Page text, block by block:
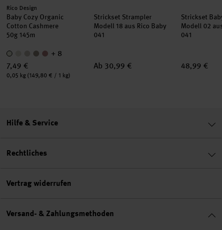
Hersteller:
Rico Design
Baby Cozy Organic
Cotton Cashmere
50g 145m
+ 8
7,49 €
Inhalt:
0,05 kg (149,80 € / 1 kg)
Strickset Strampler
Modell 18 aus Rico Baby
041
Ab 30,99 €
Strickset
Modell 02
041
48,99 €
Hilfe & Service
Rechtliches
Vertrag widerrufen
Versand- & Zahlungsmethoden